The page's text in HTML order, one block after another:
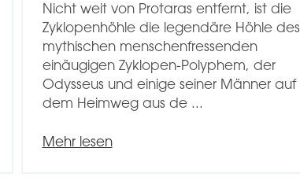
Nicht weit von Protaras entfernt, ist die
Zyklopenhöhle die legendäre Höhle des
mythischen menschenfressenden
einäugigen Zyklopen-Polyphem, der
Odysseus und einige seiner Männer auf
dem Heimweg aus de ...
Mehr lesen